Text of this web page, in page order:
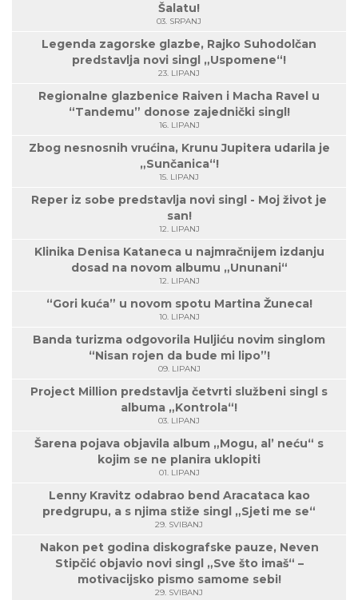
Šalatu!
03. SRPANJ
Legenda zagorske glazbe, Rajko Suhodolčan
predstavlja novi singl „Uspomene“!
23. LIPANJ
Regionalne glazbenice Raiven i Macha Ravel u
“Tandemu” donose zajednički singl!
16. LIPANJ
Zbog nesnosnih vrućina, Krunu Jupitera udarila je
„Sunčanica“!
15. LIPANJ
Reper iz sobe predstavlja novi singl - Moj život je
san!
12. LIPANJ
Klinika Denisa Kataneca u najmračnijem izdanju
dosad na novom albumu „Ununani“
12. LIPANJ
“Gori kuća” u novom spotu Martina Žuneca!
10. LIPANJ
Banda turizma odgovorila Huljiću novim singlom
“Nisan rojen da bude mi lipo”!
09. LIPANJ
Project Million predstavlja četvrti službeni singl s
albuma „Kontrola“!
03. LIPANJ
Šarena pojava objavila album „Mogu, al’ neću“ s
kojim se ne planira uklopiti
01. LIPANJ
Lenny Kravitz odabrao bend Aracataca kao
predgrupu, a s njima stiže singl „Sjeti me se“
29. SVIBANJ
Nakon pet godina diskografske pauze, Neven
Stipčić objavio novi singl „Sve što imaš“ –
motivacijsko pismo samome sebi!
29. SVIBANJ